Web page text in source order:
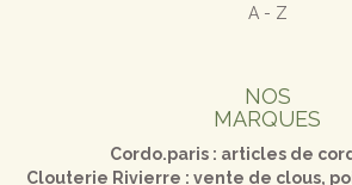
A - Z
NOS
MARQUES
Cordo.paris : articles de
Clouterie Rivierre : vente de clous,